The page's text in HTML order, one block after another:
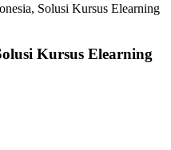
Solusi Kursus Elearning
Kursus Elearning